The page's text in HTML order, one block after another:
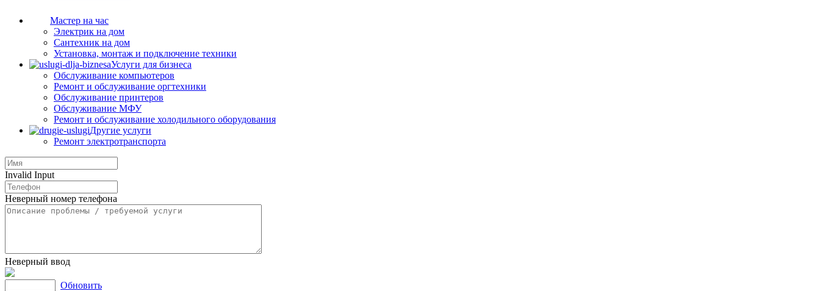
Мастер на час
Электрик на дом
Сантехник на дом
Установка, монтаж и подключение техники
Услуги для бизнеса
Обслуживание компьютеров
Ремонт и обслуживание оргтехники
Обслуживание принтеров
Обслуживание МФУ
Ремонт и обслуживание холодильного оборудования
Другие услуги
Ремонт электротранспорта
Invalid Input
Неверный номер телефона
Неверный ввод
Обновить